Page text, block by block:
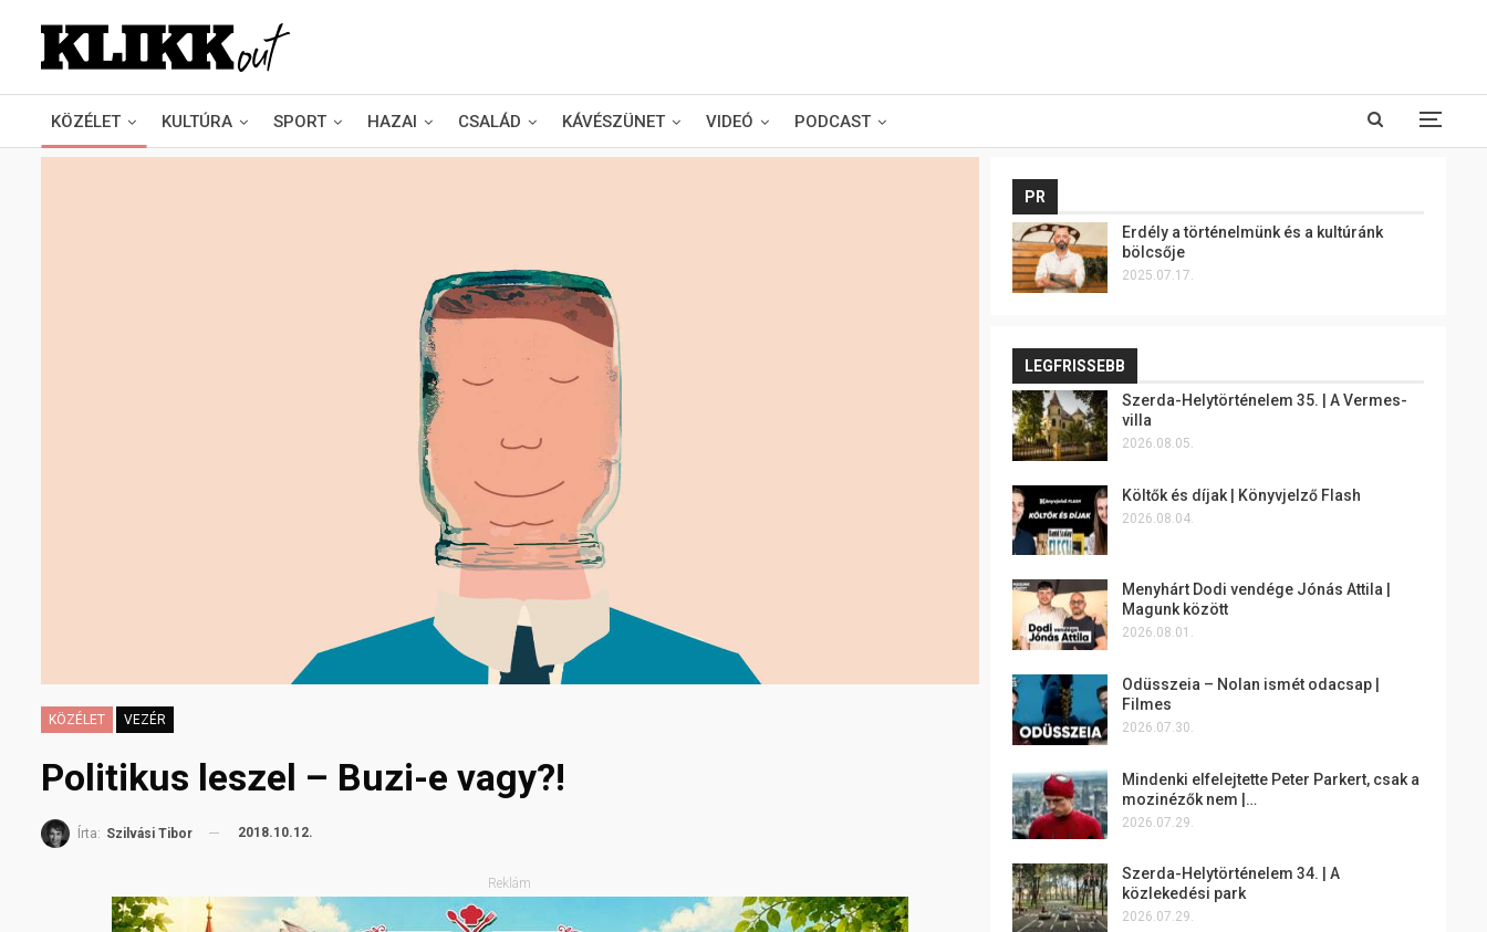
KÖZÉLET KULTÚRA SPORT HAZAI CSALÁD KÁVÉSZÜNET VIDEÓ PODCAST
KÖZÉLET VEZÉR
Politikus leszel – Buzi-e vagy?!
Írta: Szilvási Tibor 2018.10.12.
Reklám
PR
Erdély a történelmünk és a kultúránk
bölcsője
2025.07.17.
LEGFRISSEBB
Szerda-Helytörténelem 35. | A Vermes-
villa
2026.08.05.
Költők és díjak | Könyvjelző Flash
2026.08.04.
Menyhárt Dodi vendége Jónás Attila |
Magunk között
2026.08.01.
Odüsszeia – Nolan ismét odacsap |
Filmes
2026.07.30.
Mindenki elfelejtette Peter Parkert, csak a
mozinézők nem |…
2026.07.29.
Szerda-Helytörténelem 34. | A
közlekedési park
2026.07.29.